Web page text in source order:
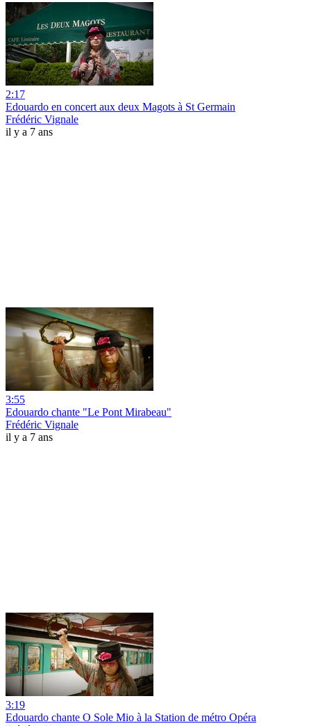
2:17
Edouardo en concert aux deux Magots à St Germain
Frédéric Vignale
il y a 7 ans
3:55
Edouardo chante "Le Pont Mirabeau"
Frédéric Vignale
il y a 7 ans
3:19
Edouardo chante O Sole Mio à la Station de métro Opéra